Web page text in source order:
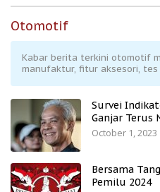
Otomotif
Kabar berita terkini otomotif
manufaktur, fitur aksesori,
Survei
Ganjar Terus
October 1, 2023
Bersama
Pemilu 2024